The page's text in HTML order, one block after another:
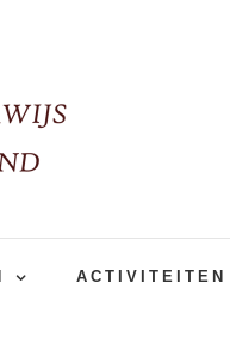
ACTIVITEITEN